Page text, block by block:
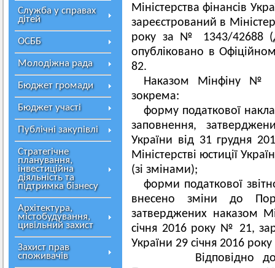
Служба у справах
дітей
ОСББ
Молодіжна рада
Бюджет громади
Бюджет участі
Публічні закупівлі
Стратегічне
планування,
інвестиційна
діяльність та
підтримка бізнесу
Архітектура,
містобудування,
цивільний захист
Захист прав
споживачів
Міністерства фінансів
зареєстрований в
року за № 1343/42688
опубліковано в
82.
Наказом Мінфіну №
зокрема:
форму податкової
заповнення,
України від 31 грудня
Міністерстві юстиції
(зі змінами);
форми податкової
внесено зміни до
затверджених наказом
січня 2016 року № 21,
України 29 січня 2016
Відповідно до